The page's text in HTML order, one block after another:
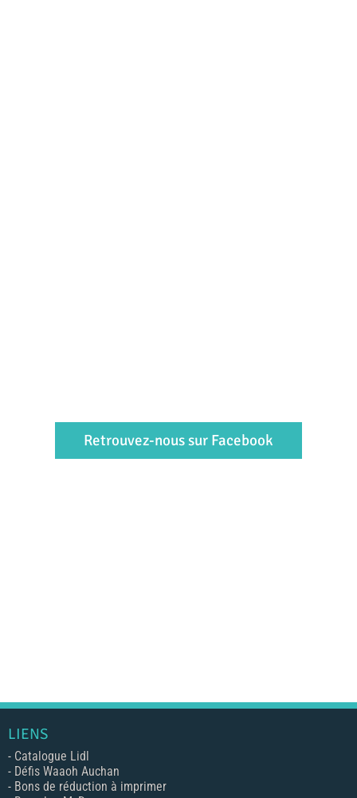
Retrouvez-nous sur Facebook
LIENS
- Catalogue Lidl
- Défis Waaoh Auchan
- Bons de réduction à imprimer